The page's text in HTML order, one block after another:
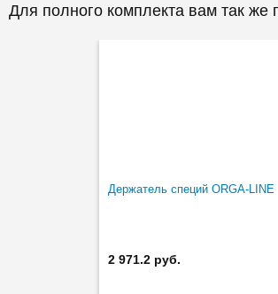
Для полного комплекта вам так же
Держатель специй ORGA-LINE
2 971.2 руб.